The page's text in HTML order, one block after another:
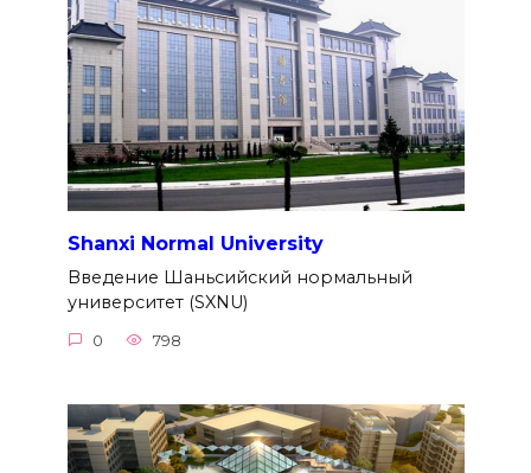
Shanxi Normal University
Введение Шаньсийский нормальный
университет (SXNU)
0 798